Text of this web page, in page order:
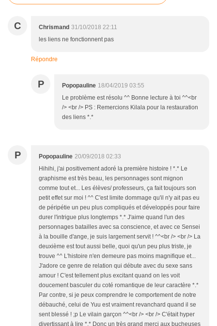
C Chrismand 31/10/2018 22:11
les liens ne fonctionnent pas
Répondre
P Popopauline 18/04/2019 03:55
Le problème est résolu ^^ Bonne lecture à toi ^^<br
/> <br /> PS : Remercions Kilala pour la restauration
des liens *.*
P Popopauline 20/09/2018 02:33
Hihihi, j'ai positivement adoré la première histoire ! *.* Le
graphisme est très beau, les personnages sont mignon
comme tout et... Les élèves/ professeurs, ça fait toujours son
petit effet sur moi ! ^^ C'est limite dommage qu'il n'y ait pas eu
de péripétie un peu plus compliqués et développés pour faire
durer l'intrigue plus longtemps *.* J'aime quand l'un des
personnages batailles avec sa conscience, et avec ce Sensei
à la bouille d'ange, je suis largement servit ! ^^<br /> <br /> La
deuxième est tout aussi belle, quoi qu'un peu plus triste, je
trouve ^^ L'histoire n'en demeure pas moins magnifique et...
J'adore ce genre de relation qui débute avec du sexe sans
amour ! C'est tellement plus excitant quand on les voit
doucement basculer du coté romantique de leur caractère *.*
Par contre, si je peux comprendre le comportement de notre
débauché, celui de Yuu est vraiment revanchard quand il se
sent blessé ! ;p Le vilain garçon ^^<br /> <br /> C'était hyper
divertissant à lire *.* Donc un très grand merci aux bucheuses